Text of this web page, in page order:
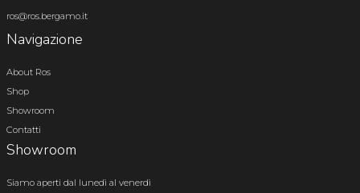
ros@ros.bergamo.it
Navigazione
About Ros
Shop
Showroom
Contatti
Showroom
Siamo aperti dal lunedì al venerdì